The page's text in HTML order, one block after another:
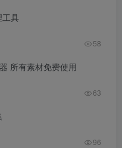
工具
58
所有素材免费使用
63
96